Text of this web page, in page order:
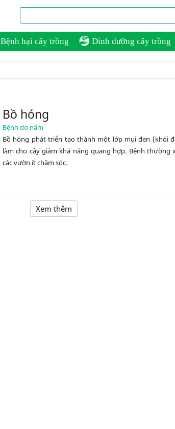
Bệnh hại cây trồng Dinh dưỡng cây trồng
Bồ hóng
Bệnh do nấm
Bồ hóng phát triển tạo thành một lớp mụi đen (khói
làm cho cây giảm khả năng quang hợp. Bệnh thường
các vườn ít chăm sóc.
Xem thêm